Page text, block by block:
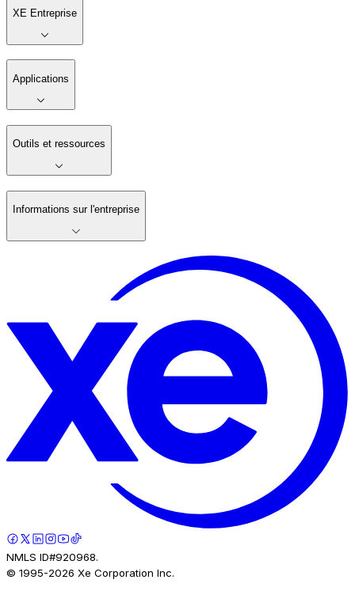
XE Entreprise
Applications
Outils et ressources
Informations sur l'entreprise
NMLS ID#920968.
© 1995-2026 Xe Corporation Inc.